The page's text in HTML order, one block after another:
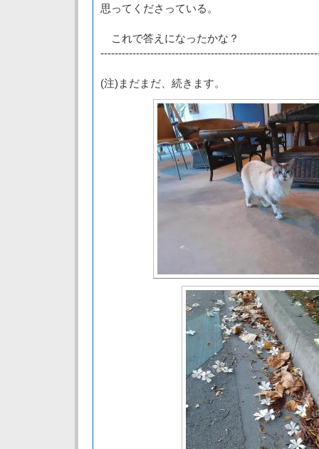
思ってくださっている。
これで答えになったかな？
(注)まだまだ、続きます。